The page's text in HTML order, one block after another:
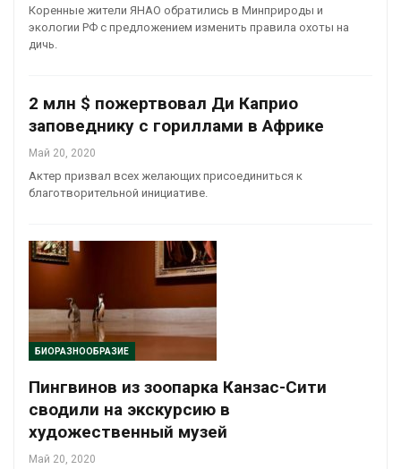
Коренные жители ЯНАО обратились в Минприроды и
экологии РФ с предложением изменить правила охоты на
дичь.
2 млн $ пожертвовал Ди Каприо
заповеднику с гориллами в Африке
Май 20, 2020
Актер призвал всех желающих присоединиться к
благотворительной инициативе.
БИОРАЗНООБРАЗИЕ
Пингвинов из зоопарка Канзас-Сити
сводили на экскурсию в
художественный музей
Май 20, 2020